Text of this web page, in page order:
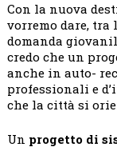
Con la nuova
vorremo dare, tra
domanda
credo che un
anche in auto-
professionali e
che la città si
Un progetto di